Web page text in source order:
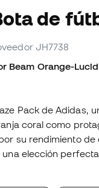
de
JH7738
Beam Orange-
Pack de Adidas,
coral como
su rendimiento de
una elección